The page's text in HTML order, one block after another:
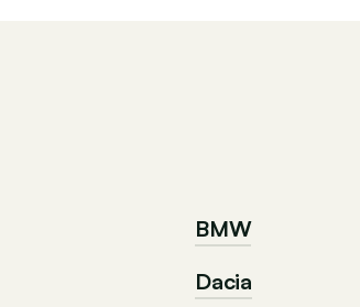
BMW
Dacia